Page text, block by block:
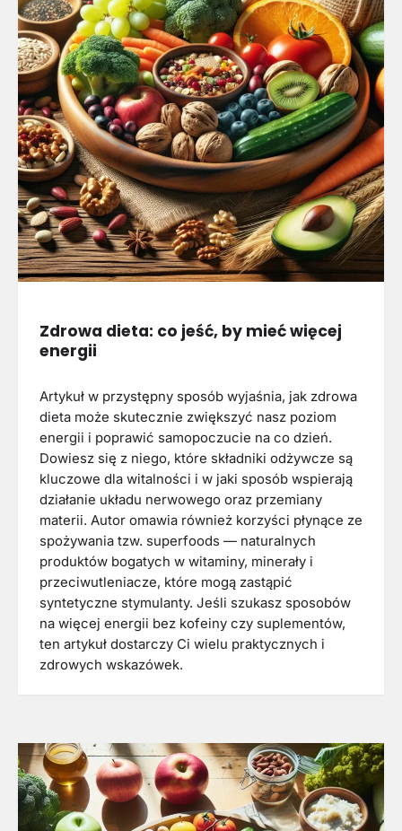
Zdrowa dieta: co jeść, by mieć więcej
energii
Artykuł w przystępny sposób wyjaśnia, jak zdrowa
dieta może skutecznie zwiększyć nasz poziom
energii i poprawić samopoczucie na co dzień.
Dowiesz się z niego, które składniki odżywcze są
kluczowe dla witalności i w jaki sposób wspierają
działanie układu nerwowego oraz przemiany
materii. Autor omawia również korzyści płynące ze
spożywania tzw. superfoods — naturalnych
produktów bogatych w witaminy, minerały i
przeciwutleniacze, które mogą zastąpić
syntetyczne stymulanty. Jeśli szukasz sposobów
na więcej energii bez kofeiny czy suplementów,
ten artykuł dostarczy Ci wielu praktycznych i
zdrowych wskazówek.